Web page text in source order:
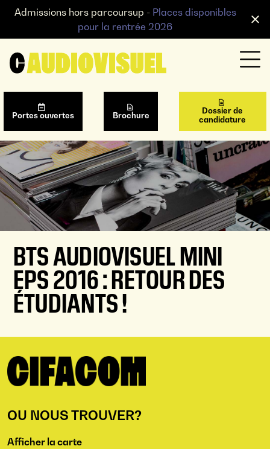
BTS AUDIOVISUEL MINI
EPS 2016 : RETOUR DES
ÉTUDIANTS !
Admissions hors parcoursup - Places disponibles
pour la rentrée 2026
Portes ouvertes Brochure
Dossier de
candidature
OU NOUS TROUVER?
Afficher la carte